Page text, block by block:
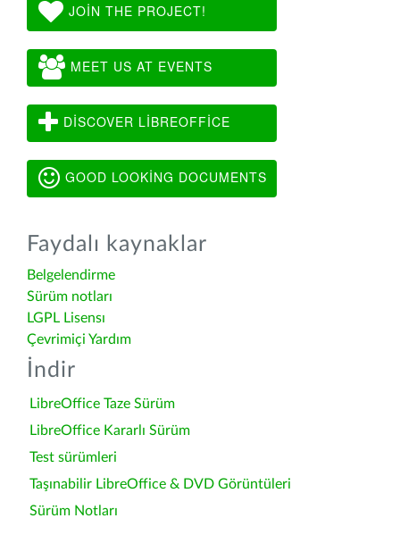
JOIN THE PROJECT!
MEET US AT EVENTS
DISCOVER LIBREOFFICE
GOOD LOOKING DOCUMENTS
Faydalı kaynaklar
Belgelendirme
Sürüm notları
LGPL Lisensı
Çevrimiçi Yardım
İndir
LibreOffice Taze Sürüm
LibreOffice Kararlı Sürüm
Test sürümleri
Taşınabilir LibreOffice & DVD Görüntüleri
Sürüm Notları